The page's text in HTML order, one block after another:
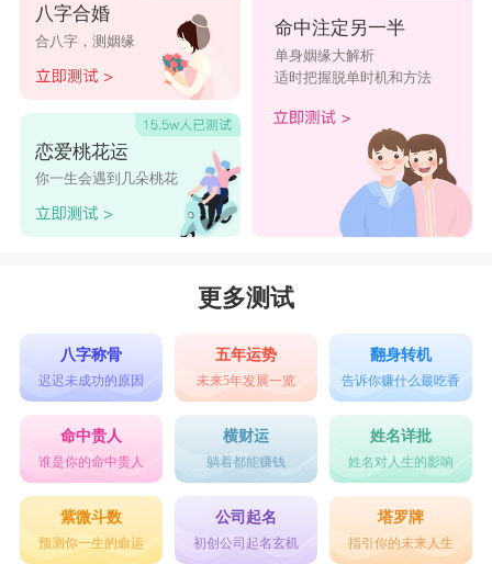
19、好运将会降临。
20、忽略了一件显而易见的事。
21、换个角度想想。
22、会付出代价
23、会感到庆幸。
24、继续前进.
25、肯定的。
案之书真的准吗，答案之书不准确，根本没有科学依据。
八字合婚
合八字，测姻缘
恋爱桃花运
你一生会遇到几朵桃花
命中注定另一半
单身姻缘大解析
适时把握脱单时机和方法
更多测试
八字称骨
迟迟未成功的原因
五年运势
未来5年发展一览
翻身转机
告诉你赚什么最吃香
命中贵人
谁是你的命中贵人
横财运
躺着都能赚钱
姓名详批
姓名对人生的影响
紫微斗数
预测你一生的命运
公司起名
初创公司起名玄机
塔罗牌
指引你的未来人生